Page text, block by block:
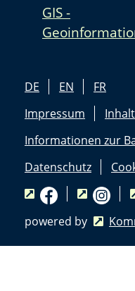
GIS -
DE EN
FR
Impressum
Informationen zur
Datenschutz
powered by